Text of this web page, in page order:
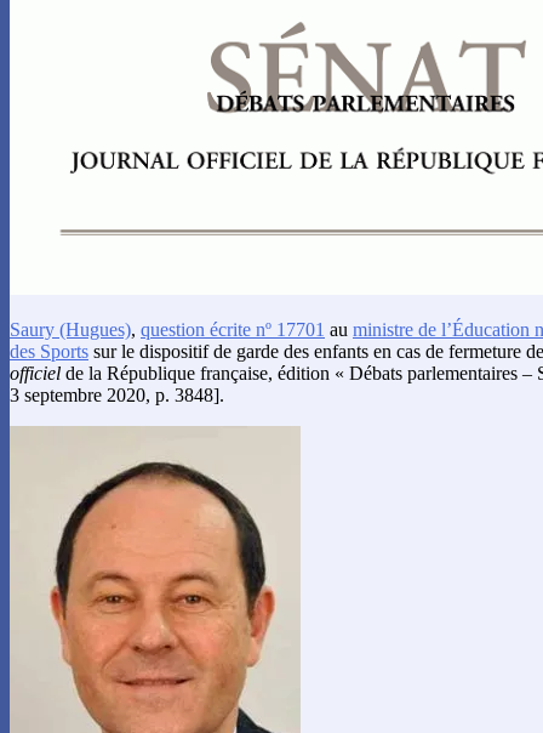
Saury (Hugues), question écrite nº 17701 au ministre de l’Éducation
des Sports sur le dispositif de garde des enfants en cas de fermeture
officiel de la République française, édition « Débats parlementaires –
3 septembre 2020, p. 3848].